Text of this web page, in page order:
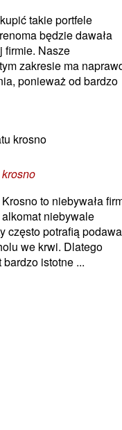
takie portfele
będzie dawała
firmie. Nasze
zakresie ma
ponieważ od bardzo
to niebywała
niebywale
często potrafią
we krwi. Dlatego
istotne ...